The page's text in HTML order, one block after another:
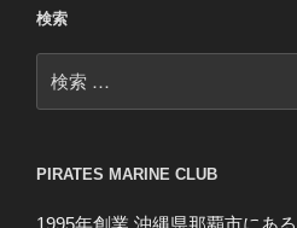
検索
索:
PIRATES MARINE CLUB
1995年創業 沖縄県那覇市にあ